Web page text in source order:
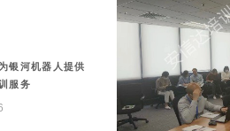
银河机器人提供
服务